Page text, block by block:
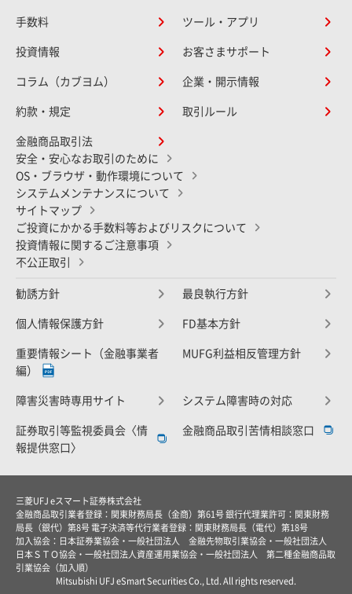
手数料 ツール・アプリ
投資情報 お客さまサポート
コラム（カブヨム） 企業・開示情報
約款・規定 取引ルール
金融商品取引法
安全・安心なお取引のために
OS・ブラウザ・動作環境について
システムメンテナンスについて
サイトマップ
ご投資にかかる手数料等およびリスクについて
投資情報に関するご注意事項
不公正取引
勧誘方針 最良執行方針
個人情報保護方針 FD基本方針
重要情報シート（金融事業者
編）
MUFG利益相反管理方針
障害災害時専用サイト システム障害時の対応
証券取引等監視委員会〈情
報提供窓口〉
金融商品取引苦情相談窓口
三菱UFJ eスマート証券株式会社
金融商品取引業者登録：関東財務局長（金商）第61号 銀行代理業許可：関東財務
局長（銀代）第8号 電子決済等代行業者登録：関東財務局長（電代）第18号
加入協会：日本証券業協会・一般社団法人 金融先物取引業協会・一般社団法人
日本ＳＴＯ協会・一般社団法人資産運用業協会・一般社団法人 第二種金融商品取
引業協会（加入順）
Mitsubishi UFJ eSmart Securities Co., Ltd. All rights reserved.